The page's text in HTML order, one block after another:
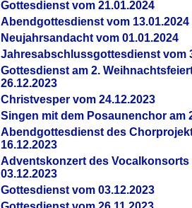
Gottesdienst vom 21.01.2024
Abendgottesdienst vom 13.01.2024
Neujahrsandacht vom 01.01.2024
Jahresabschlussgottesdienst vom
Gottesdienst am 2.
26.12.2023
Christvesper vom 24.12.2023
Singen mit dem Posaunenchor am
Abendgottesdienst des
16.12.2023
Adventskonzert des Vocalkonsorts
03.12.2023
Gottesdienst vom 03.12.2023